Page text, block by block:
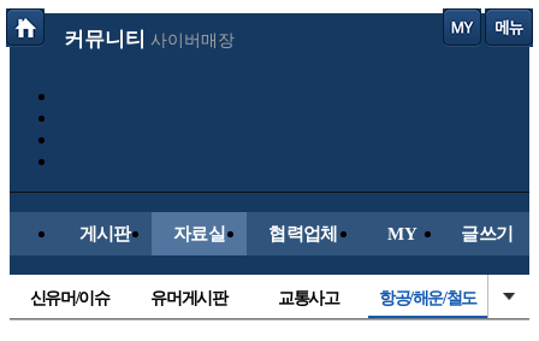
커뮤니티 사이버매장
게시판 자료실 협력업체 MY 글쓰기
신유머/이슈 유머게시판 교통사고 항공/해운/철도